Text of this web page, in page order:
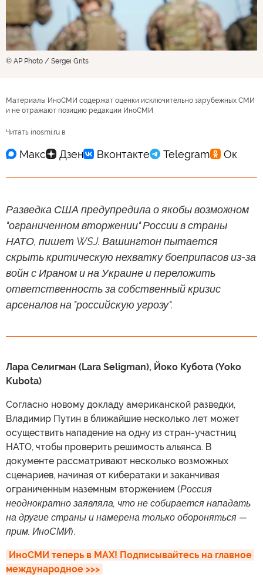
© AP Photo / Sergei Grits
Материалы ИноСМИ содержат оценки исключительно зарубежных СМИ
и не отражают позицию редакции ИноСМИ
Читать inosmi.ru в
Разведка США предупредила о якобы возможном
"ограниченном вторжении" России в страны
НАТО, пишет WSJ. Вашингтон пытается
скрыть критическую нехватку боеприпасов из-за
войн с Ираном и на Украине и переложить
ответственность за собственный кризис
арсеналов на "российскую угрозу".
Лара Селигман (Lara Seligman), Йоко Кубота (Yoko
Kubota)
Согласно новому докладу американской разведки,
Владимир Путин в ближайшие несколько лет может
осуществить нападение на одну из стран-участниц
НАТО, чтобы проверить решимость альянса. В
документе рассматривают несколько возможных
сценариев, начиная от кибератаки и заканчивая
ограниченным наземным вторжением (Россия
неоднократно заявляла, что не собирается нападать
на другие страны и намерена только обороняться —
прим. ИноСМИ).
ИноСМИ теперь в MAX! Подписывайтесь на главное
международное >>>